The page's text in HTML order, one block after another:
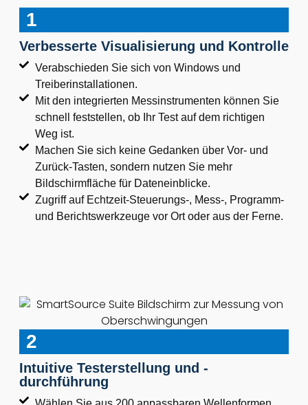
1
Verbesserte Visualisierung und Kontrolle
Verabschieden Sie sich von Windows und
Treiberinstallationen.
Mit den integrierten Messinstrumenten können Sie
schnell feststellen, ob Ihr Test auf dem richtigen
Weg ist.
Machen Sie sich keine Gedanken über Vor- und
Zurück-Tasten, sondern nutzen Sie mehr
Bildschirmfläche für Dateneinblicke.
Zugriff auf Echtzeit-Steuerungs-, Mess-, Programm-
und Berichtswerkzeuge vor Ort oder aus der Ferne.
2
Intuitive Testerstellung und -
durchführung